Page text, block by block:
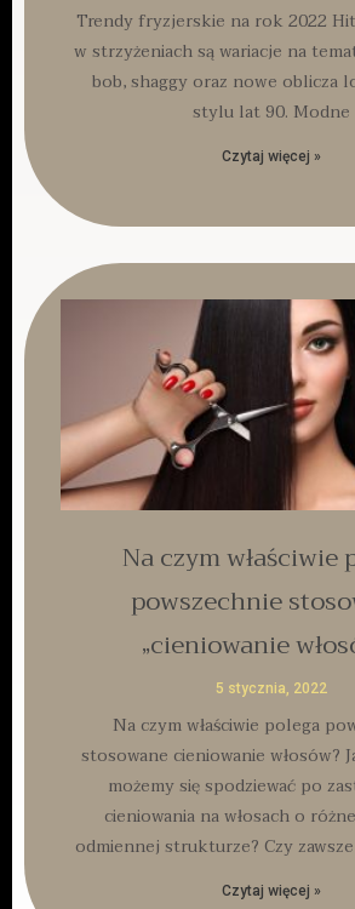
Trendy fryzjerskie na rok 2022
w strzyżeniach są wariacje na
bob, shaggy oraz nowe oblicza
stylu lat 90. Modne
Czytaj więcej »
Na czym właściwie
powszechnie
„cieniowanie
5 stycznia, 2022
Na czym właściwie polega
stosowane cieniowanie włosów?
możemy się spodziewać po
cieniowania na włosach o
odmiennej strukturze? Czy
Czytaj więcej »